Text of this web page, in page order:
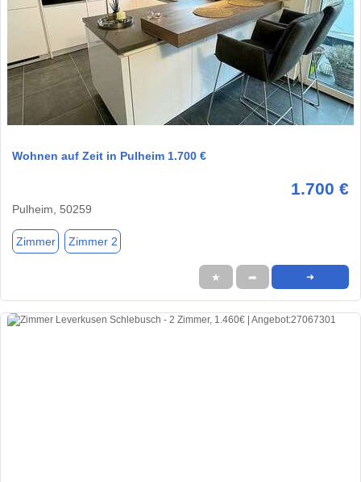
1 / 1
Wohnen auf Zeit in Pulheim 1.700 €
1.700 €
Pulheim, 50259
Zimmer Zimmer 2
★ ➦ ➜